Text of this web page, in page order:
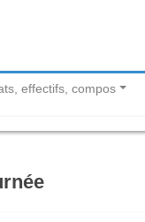
effectifs, compos